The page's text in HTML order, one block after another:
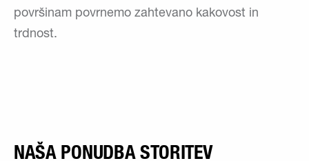
površinam povrnemo zahtevano kakovost in
trdnost.
NAŠA PONUDBA STORITEV